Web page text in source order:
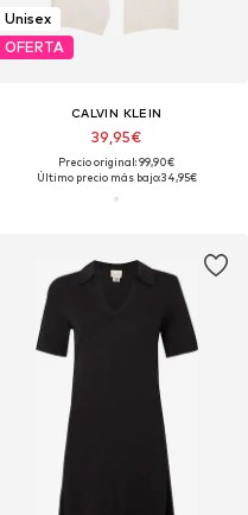
Unisex
OFERTA
CALVIN KLEIN
39,95€
Precio original: 99,90€
Último precio más bajo:34,95€